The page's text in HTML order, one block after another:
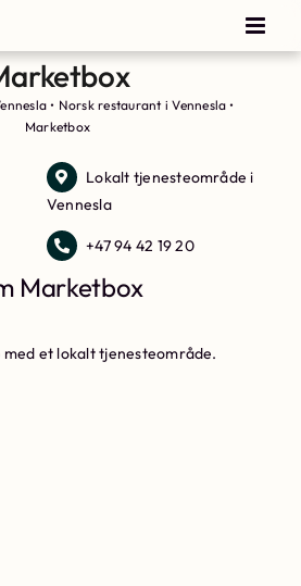
• Norsk restaurant i Vennesla •
Marketbox
Lokalt tjenesteområde i
Vennesla
+47 94 42 19 20
Marketbox
et lokalt tjenesteområde.